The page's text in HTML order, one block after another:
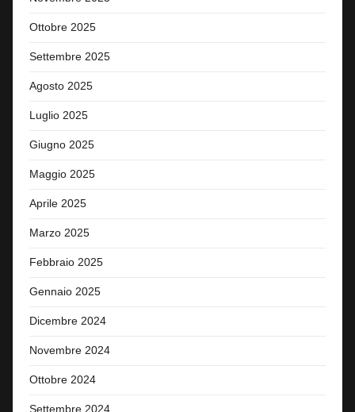
Ottobre 2025
Settembre 2025
Agosto 2025
Luglio 2025
Giugno 2025
Maggio 2025
Aprile 2025
Marzo 2025
Febbraio 2025
Gennaio 2025
Dicembre 2024
Novembre 2024
Ottobre 2024
Settembre 2024